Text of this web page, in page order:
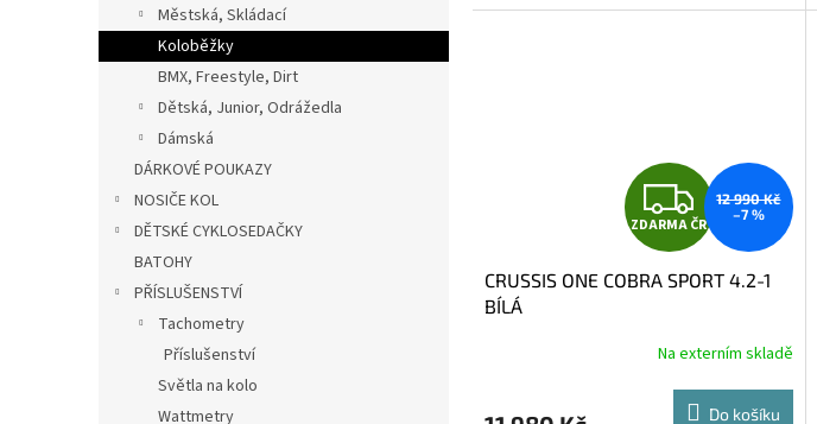
Městská, Skládací
Koloběžky
BMX, Freestyle, Dirt
Dětská, Junior, Odrážedla
Dámská
DÁRKOVÉ POUKAZY
NOSIČE KOL
DĚTSKÉ CYKLOSEDAČKY
BATOHY
PŘÍSLUŠENSTVÍ
Tachometry
Příslušenství
Světla na kolo
Wattmetry
Z
D
A
R
M
ZDARMA ČR
12 990 Kč
–7 %
CRUSSIS ONE COBRA SPORT 4.2-1
BÍLÁ
Na externím skladě
Do košíku